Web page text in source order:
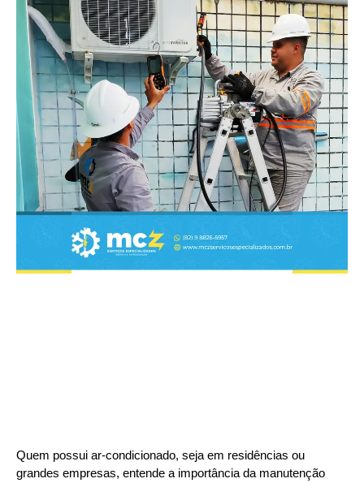
Quem possui ar-condicionado, seja em residências ou
grandes empresas, entende a importância da manutenção